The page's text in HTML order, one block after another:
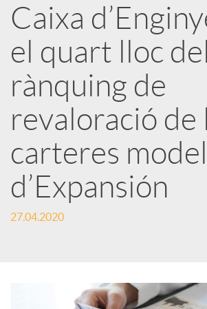
r
x
e
s
S
Caixa
el quart lloc del
rànquing de
revaloració de
carteres model
d’Expansión
27.04.2020